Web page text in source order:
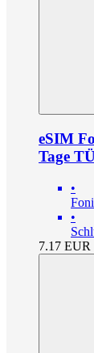
eSIM
Tage
•
•
7.17 EUR